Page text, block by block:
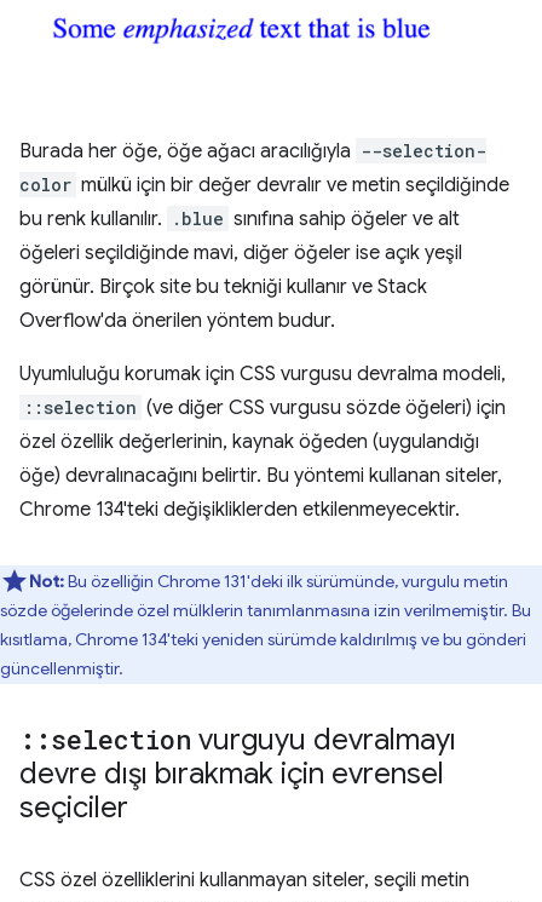
Burada her öğe, öğe ağacı aracılığıyla --selection-
color mülkü için bir değer devralır ve metin seçildiğinde
bu renk kullanılır.
.blue sınıfına sahip öğeler ve alt
öğeleri seçildiğinde mavi, diğer öğeler ise açık yeşil
görünür. Birçok site bu tekniği kullanır ve Stack
Overflow'da önerilen yöntem budur.
Uyumluluğu korumak için CSS vurgusu devralma modeli,
::selection (ve diğer CSS vurgusu sözde öğeleri) için
özel özellik değerlerinin, kaynak öğeden (uygulandığı
öğe) devralınacağını belirtir. Bu yöntemi kullanan siteler,
Chrome 134'teki değişikliklerden etkilenmeyecektir.
Not:Bu özelliğin Chrome 131'deki ilk sürümünde, vurgulu metin
sözde öğelerinde özel mülklerin tanımlanmasına izin verilmemiştir. Bu
kısıtlama, Chrome 134'teki yeniden sürümde kaldırılmış ve bu gönderi
güncellenmiştir.
::selection vurguyu devralmayı
devre dışı bırakmak için evrensel
seçiciler
CSS özel özelliklerini kullanmayan siteler, seçili metin